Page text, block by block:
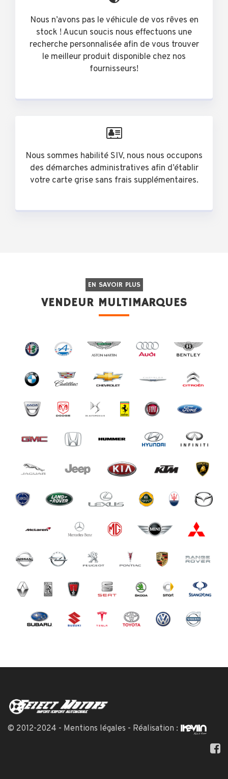
Nous n’avons pas le véhicule de vos rêves en
stock ! Aucun soucis nous effectuons une
recherche personnalisée afin de vous trouver
le meilleur produit disponible chez nos
fournisseurs!
Nous sommes habilité SIV, nous nous occupons
des démarches administratives afin d’établir
votre carte grise sans frais supplémentaires.
EN SAVOIR PLUS
VENDEUR MULTIMARQUES
© 2012-2024 - Mentions légales - Réalisation :